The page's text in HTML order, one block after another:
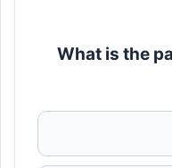
3. What is the